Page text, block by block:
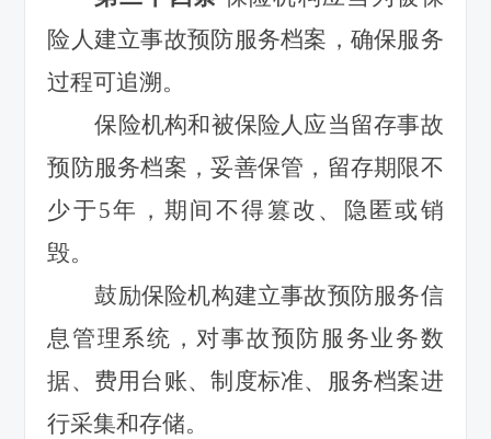
险人建立事故预防服务档案，确保服务
过程可追溯。
保险机构和被保险人应当留存事故
预防服务档案，妥善保管，留存期限不
少于5年，期间不得篡改、隐匿或销
毁。
鼓励保险机构建立事故预防服务信
息管理系统，对事故预防服务业务数
据、费用台账、制度标准、服务档案进
行采集和存储。